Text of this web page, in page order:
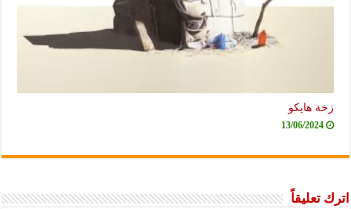
زخة هايكو
13/06/2024
اترك تعليقاً